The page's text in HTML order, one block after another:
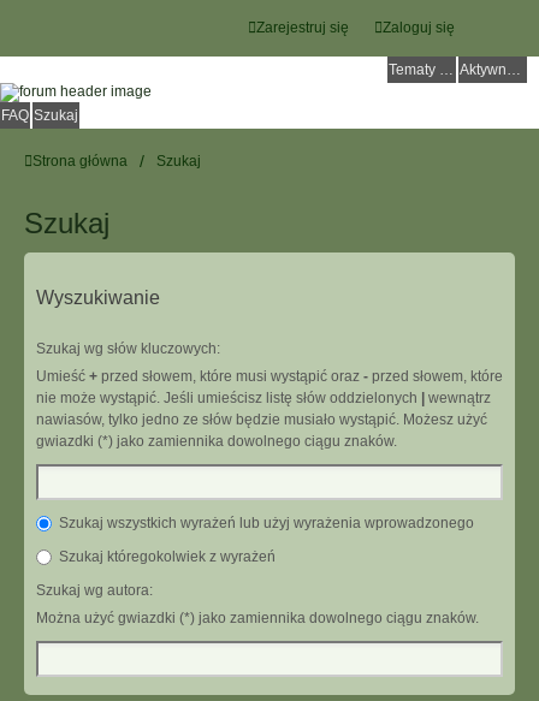
Zaloguj się
Zarejestruj się
Tematy bez odpowiedzi Aktywne tematy
FAQ Szukaj
Strona główna Szukaj
Szukaj
Wyszukiwanie
Szukaj wg słów kluczowych:
Umieść + przed słowem, które musi wystąpić oraz - przed słowem, które
nie może wystąpić. Jeśli umieścisz listę słów oddzielonych
wewnątrz
nawiasów, tylko jedno ze słów będzie musiało wystąpić. Możesz użyć
gwiazdki (*) jako zamiennika dowolnego ciągu znaków.
Szukaj wszystkich wyrażeń lub użyj wyrażenia wprowadzonego
Szukaj któregokolwiek z wyrażeń
Szukaj wg autora:
Można użyć gwiazdki (*) jako zamiennika dowolnego ciągu znaków.